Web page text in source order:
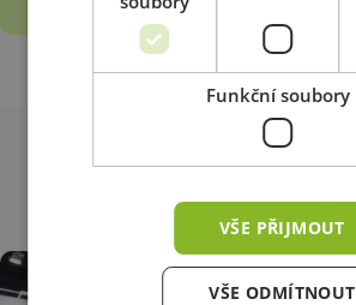
Blog
Funkční soubory
VŠE PŘIJMOUT
VŠE ODMÍTNOUT